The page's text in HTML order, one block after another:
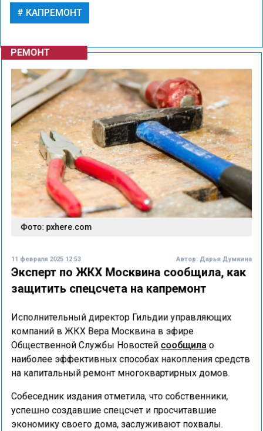
КАПРЕМОНТ
РЕМОНТ
Фото: pxhere.com
11 февраля 2025 12:53 Автор: Дарья Думкина
Эксперт по ЖКХ Москвина сообщила, как
защитить спецсчета на капремонт
Исполнительный директор Гильдии управляющих
компаний в ЖКХ Вера Москвина в эфире
Общественной Службы Новостей сообщила о
наиболее эффективных способах накопления средств
на капитальный ремонт многоквартирных домов.
Собеседник издания отметила, что собственники,
успешно создавшие спецсчет и просчитавшие
экономику своего дома, заслуживают похвалы.